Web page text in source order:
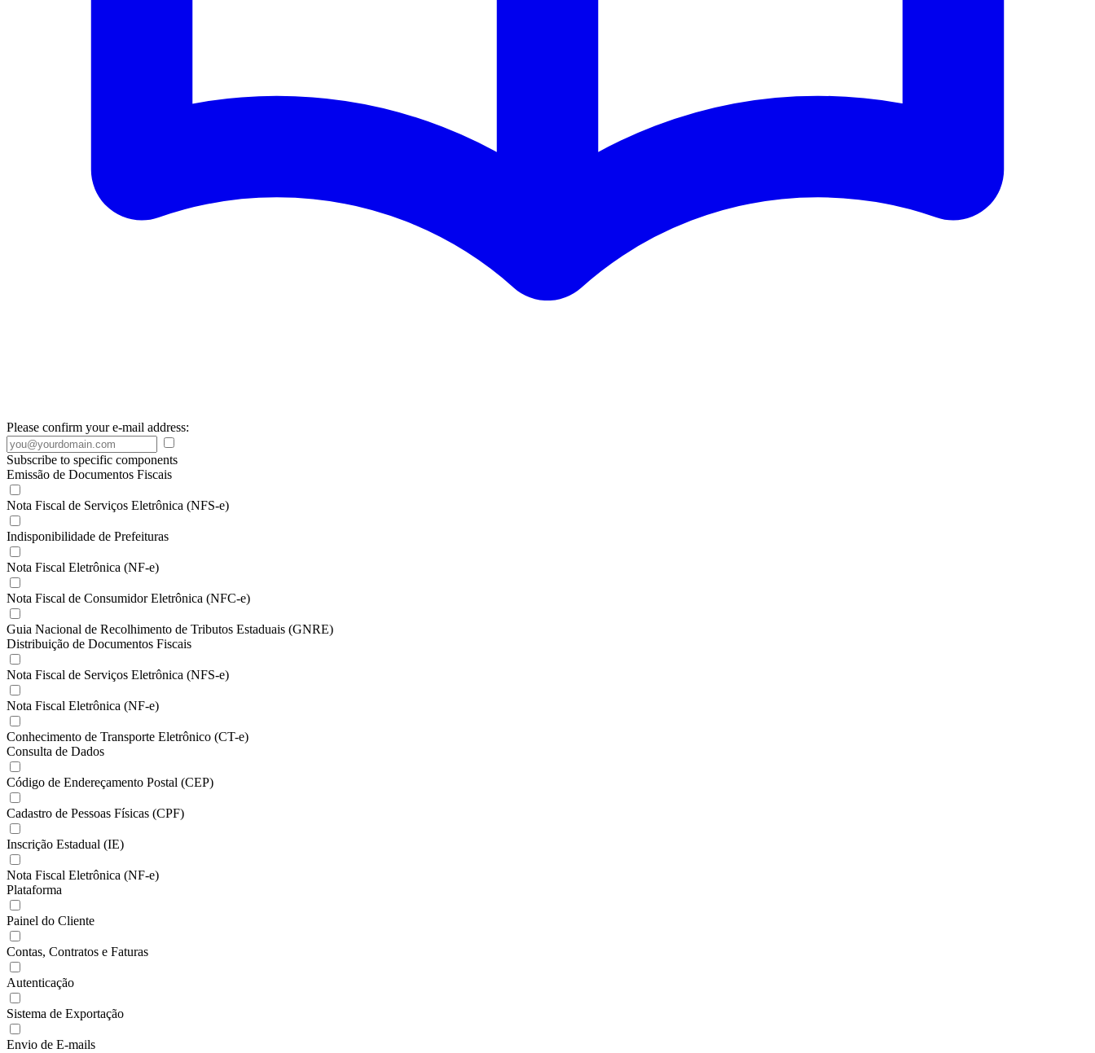
Please confirm your e-mail address:
Subscribe to specific components
Emissão de Documentos Fiscais
Nota Fiscal de Serviços Eletrônica (NFS-e)
Indisponibilidade de Prefeituras
Nota Fiscal Eletrônica (NF-e)
Nota Fiscal de Consumidor Eletrônica (NFC-e)
Guia Nacional de Recolhimento de Tributos Estaduais (GNRE)
Distribuição de Documentos Fiscais
Nota Fiscal de Serviços Eletrônica (NFS-e)
Nota Fiscal Eletrônica (NF-e)
Conhecimento de Transporte Eletrônico (CT-e)
Consulta de Dados
Código de Endereçamento Postal (CEP)
Cadastro de Pessoas Físicas (CPF)
Inscrição Estadual (IE)
Nota Fiscal Eletrônica (NF-e)
Plataforma
Painel do Cliente
Contas, Contratos e Faturas
Autenticação
Sistema de Exportação
Envio de E-mails